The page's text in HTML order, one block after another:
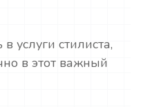
услуги стилиста,
в этот важный